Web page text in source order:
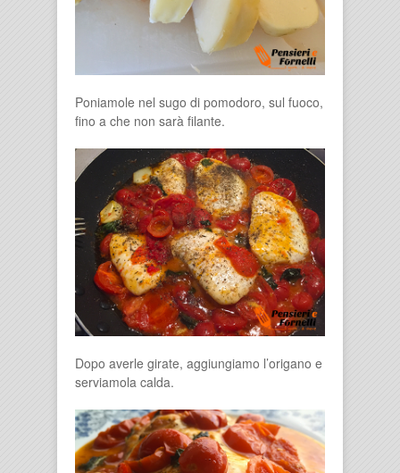
Poniamole nel sugo di pomodoro, sul fuoco,
fino a che non sarà filante.
Dopo averle girate, aggiungiamo l’origano e
serviamola calda.